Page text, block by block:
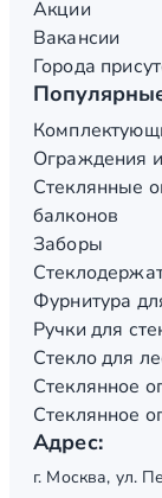
Акции
Вакансии
Города
Ограждения
Стеклянные
балконов
Заборы
Фурнитура
Ручки для
Стекло для
Стеклянное
Стеклянное
Адрес:
г. Москва, ул.